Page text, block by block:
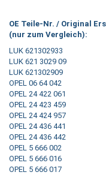
OE Teile-Nr. / Original
(nur zum Vergleich):
LUK 621302933
LUK 621 3029 09
LUK 621302909
OPEL 06 64 042
OPEL 24 422 061
OPEL 24 423 459
OPEL 24 424 957
OPEL 24 436 441
OPEL 24 436 442
OPEL 5 666 002
OPEL 5 666 016
OPEL 5 666 017